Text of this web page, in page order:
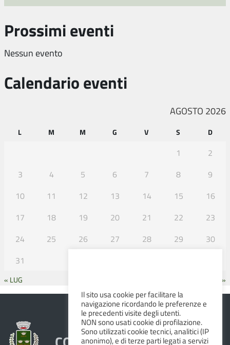
Prossimi eventi
Nessun evento
Calendario eventi
AGOSTO 2026
L M M G V S D
1
2
3
4 5 6 7 8
9
10
11 12 13 14 15
16
17
18 19 20 21 22
23
24
25 26 27 28 29
30
31
« LUG SET »
Il sito usa cookie per facilitare la
navigazione ricordando le preferenze e
le precedenti visite degli utenti.
NON sono usati cookie di profilazione.
Sono utilizzati cookie tecnici, analitici (IP
anonimo), e di terze parti legati a servizi